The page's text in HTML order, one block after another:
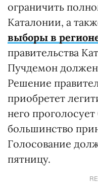
ограничить
Каталонии, а
выборы в
правительства
Пучдемон должен
Решение
приобретет
него
большинство
Голосование
пятницу.